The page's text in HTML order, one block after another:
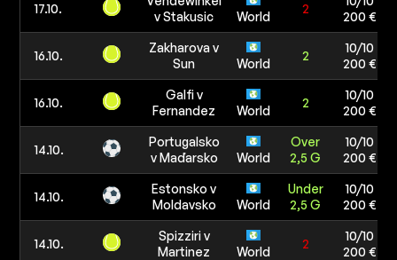
17.10.
v Stakusic
World
2
200 €
16.10.
Zakharova v
Sun
World
2
10/10
200 €
16.10.
Galfi v
Fernandez
World
2
10/10
200 €
14.10.
Portugalsko
v Maďarsko
World
Over
2,5 G
10/10
200 €
14.10.
Estonsko v
Moldavsko
World
Under
2,5 G
10/10
200 €
14.10.
Spizziri v
Martinez
World
2
10/10
200 €